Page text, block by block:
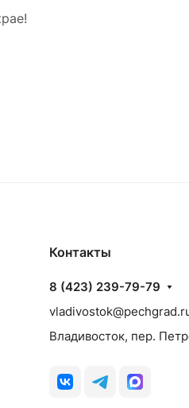
Контакты
8 (423) 239-79-79
Владивосток, пер.